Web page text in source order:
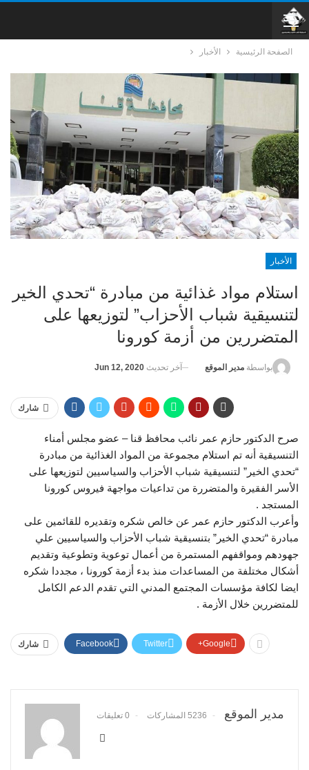
الصفحة الرئيسية الأخبار
الأخبار
استلام مواد غذائية من مبادرة “تحدي الخير
لتنسيقية شباب الأحزاب” لتوزيعها على
المتضررين من أزمة كورونا
بواسطة مدير الموقع آخر تحديث Jun 12, 2020
شارك
صرح الدكتور حازم عمر نائب محافظ قنا – عضو مجلس أمناء
التنسيقية أنه تم استلام مجموعة من المواد الغذائية من مبادرة
“تحدي الخير” لتنسيقية شباب الأحزاب والسياسيين لتوزيعها على
الأسر الفقيرة والمتضررة من تداعيات مواجهة فيروس كورونا
المستجد .
وأعرب الدكتور حازم عمر عن خالص شكره وتقديره للقائمين على
مبادرة “تحدي الخير” بتنسيقية شباب الأحزاب والسياسيين علي
جهودهم ومواقفهم المستمرة من أعمال توعوية وتطوعية وتقديم
أشكال مختلفة من المساعدات منذ بدء أزمة كورونا ، مجددا شكره
ايضا لكافة مؤسسات المجتمع المدني التي تقدم الدعم الكامل
للمتضررين خلال الأزمة .
شارك Facebook Twitter Google+
مدير الموقع 5236 المشاركات 0 تعليقات